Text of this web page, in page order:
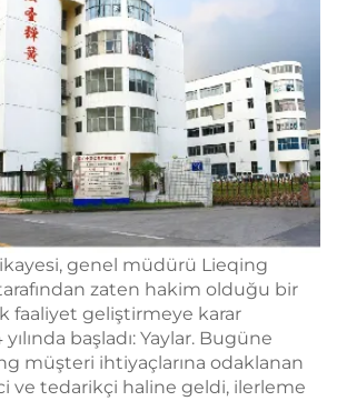
genel müdürü Lieqing
zaten hakim olduğu bir
faaliyet geliştirmeye karar
başladı: Yaylar. Bugüne
müşteri ihtiyaçlarına odaklanan
ve tedarikçi haline geldi, ilerleme